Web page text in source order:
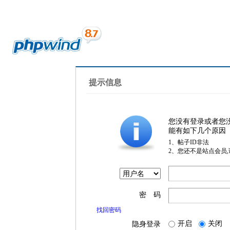
提示信息
您没有登录或者您
能有如下几个原因
1、帖子ID非法
2、您还不是站点会员
密 码
找回密码
隐身登录 开启 关闭